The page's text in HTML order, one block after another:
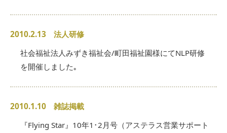
2010.2.13 法人研修
社会福祉法人みずき福祉会/町田福祉園様にてNLP研修
を開催しました｡
2010.1.10 雑誌掲載
『Flying Star』10年1･2月号（アステラス営業サポート